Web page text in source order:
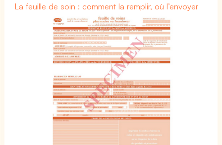
La feuille de soin : comment la remplir, où l’envoyer